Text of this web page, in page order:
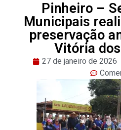
Pinheiro –
Municipais
preservação
Vitória
27 de janeiro de 2026